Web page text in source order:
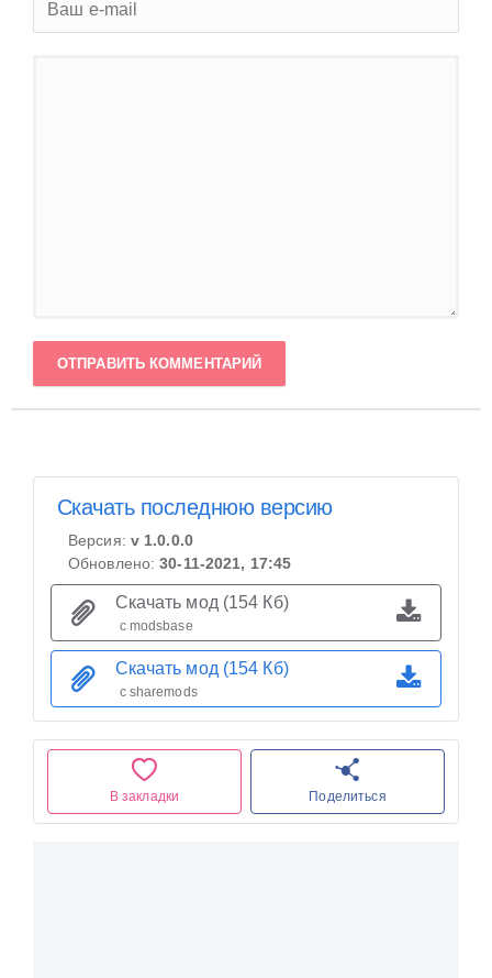
ОТПРАВИТЬ КОММЕНТАРИЙ
В закладки Поделиться
Скачать последнюю версию
Версия: v 1.0.0.0
Обновлено:30-11-2021, 17:45
Скачать мод (154 Кб)
с modsbase
Скачать мод (154 Кб)
с sharemods